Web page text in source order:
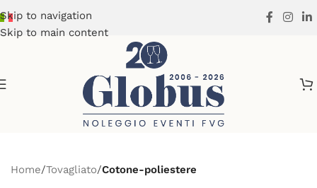
Skip to navigation
Skip to main content
Home Tovagliato Cotone-poliestere